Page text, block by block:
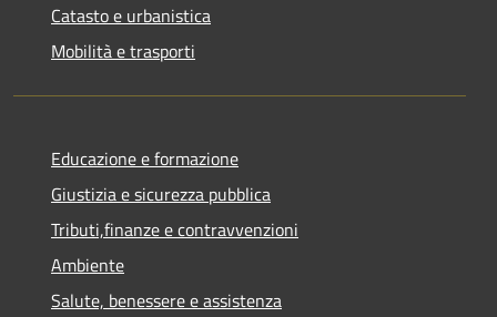
Catasto e urbanistica
Mobilità e trasporti
Educazione e formazione
Giustizia e sicurezza pubblica
Tributi,finanze e contravvenzioni
Ambiente
Salute, benessere e assistenza